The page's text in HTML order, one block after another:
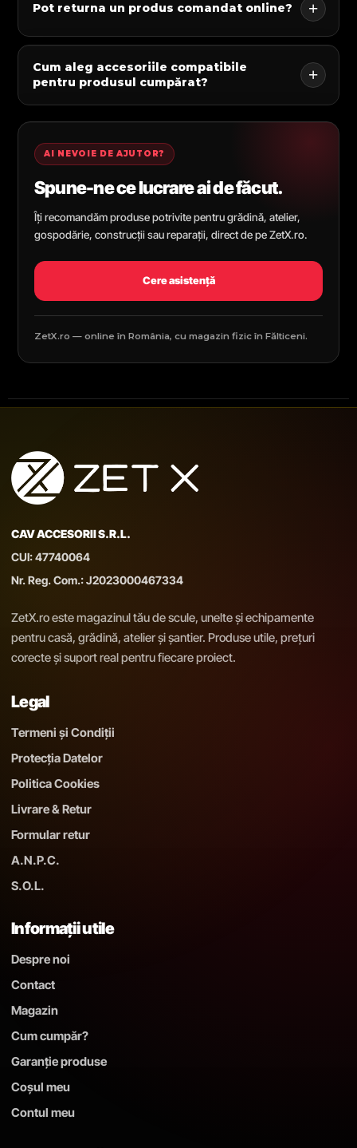
Pot returna un produs comandat online?
Cum aleg accesoriile compatibile
pentru produsul cumpărat?
AI NEVOIE DE AJUTOR?
Spune-ne ce lucrare ai de făcut.
Îți recomandăm produse potrivite pentru grădină, atelier,
gospodărie, construcții sau reparații, direct de pe ZetX.ro.
Cere asistență
ZetX.ro — online în România, cu magazin fizic în Fălticeni.
CAV ACCESORII S.R.L.
CUI: 47740064
Nr. Reg. Com.: J2023000467334
ZetX.ro este magazinul tău de scule, unelte și echipamente
pentru casă, grădină, atelier și șantier. Produse utile, prețuri
corecte și suport real pentru fiecare proiect.
Legal
Termeni și Condiții
Protecția Datelor
Politica Cookies
Livrare & Retur
Formular retur
A.N.P.C.
S.O.L.
Informații utile
Despre noi
Contact
Magazin
Cum cumpăr?
Garanție produse
Coșul meu
Contul meu